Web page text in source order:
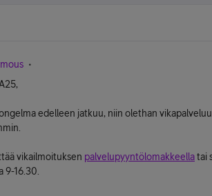
edelleen jatkuu, niin olethan
vikailmoituksen palvelupyyntölomakkeellatai
9-16.30.